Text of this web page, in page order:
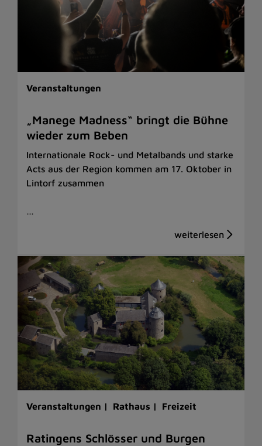
Veranstaltungen
„Manege Madness“ bringt die Bühne
wieder zum Beben
Internationale Rock- und Metalbands und starke
Acts aus der Region kommen am 17. Oktober in
Lintorf zusammen
…
Veranstaltungen | Rathaus | Freizeit
Ratingens Schlösser und Burgen